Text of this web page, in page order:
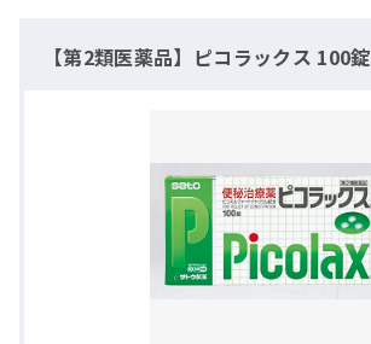
【第2類医薬品】ピコラックス 100錠